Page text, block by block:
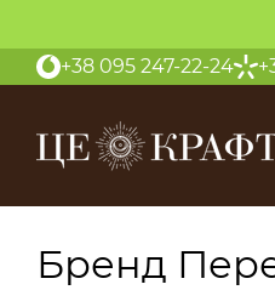
+38 095 247-22-24
Бренд